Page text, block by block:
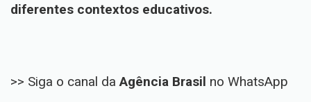
diferentes contextos educativos.
>> Siga o canal daAgência Brasil no WhatsApp